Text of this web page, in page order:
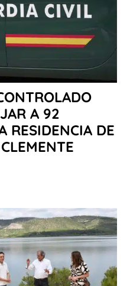
A 92
RESIDENCIA DE